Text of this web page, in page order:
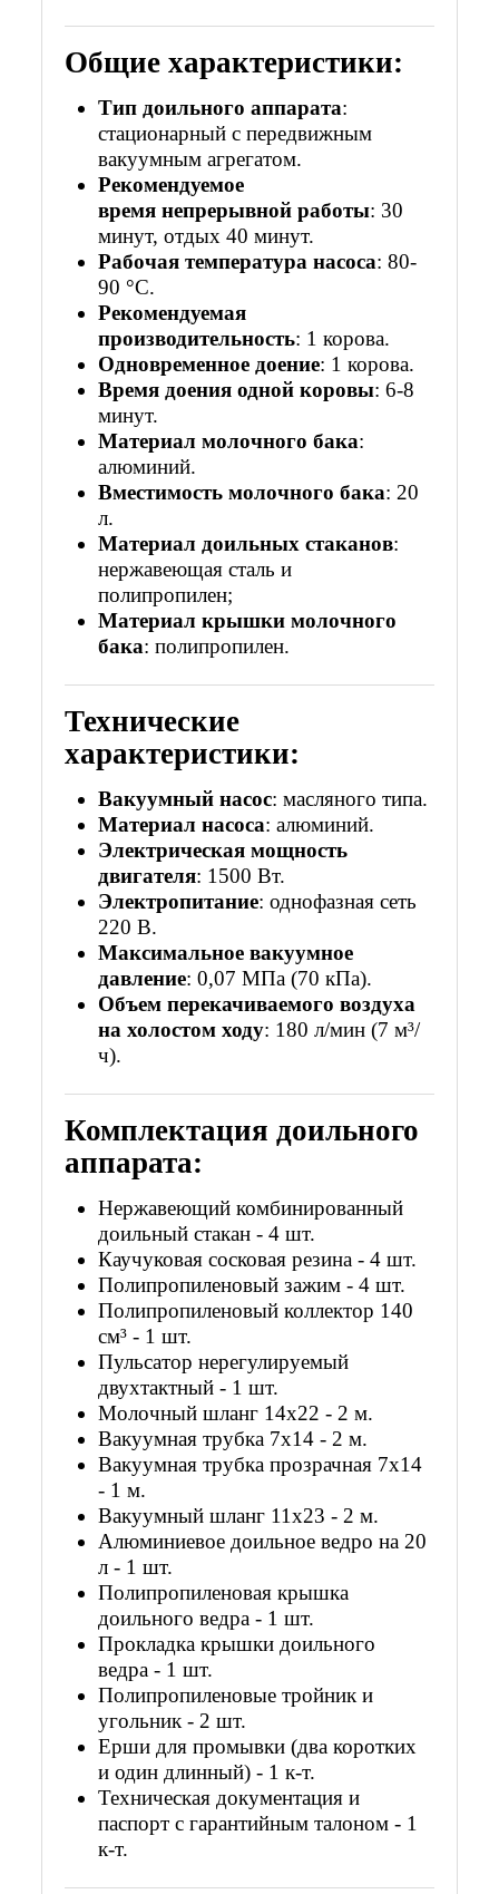
Общие характеристики:
Тип доильного аппарата:
стационарный с передвижным
вакуумным агрегатом.
Рекомендуемое
время непрерывной работы: 30
минут, отдых 40 минут.
Рабочая температура насоса: 80-
90 °С.
Рекомендуемая
производительность: 1 корова.
Одновременное доение: 1 корова.
Время доенияодной коровы: 6-8
минут.
Материал молочного бака:
алюминий.
Вместимость молочного бака: 20
л.
Материал доильных стаканов:
нержавеющая сталь и
полипропилен;
Материал крышки молочного
бака: полипропилен.
Технические
характеристики:
Вакуумный насос: масляного типа.
Материал насоса: алюминий.
Электрическая мощность
двигателя: 1500 Вт.
Электропитание: однофазная сеть
220 В.
Максимальное вакуумное
давление: 0,07 МПа (70 кПа).
Объем перекачиваемого воздуха
на холостом ходу: 180 л/мин (7 м³/
ч).
Комплектация доильного
аппарата:
Нержавеющий комбинированный
доильный стакан - 4 шт.
Каучуковая сосковая резина - 4 шт.
Полипропиленовый зажим - 4 шт.
Полипропиленовый коллектор 140
см³ - 1 шт.
Пульсатор нерегулируемый
двухтактный - 1 шт.
Молочный шланг 14х22 - 2 м.
Вакуумная трубка 7х14 - 2 м.
Вакуумная трубка прозрачная 7х14
- 1 м.
Вакуумный шланг 11х23 - 2 м.
Алюминиевое доильное ведро на 20
л - 1 шт.
Полипропиленовая крышка
доильного ведра - 1 шт.
Прокладка крышки доильного
ведра - 1 шт.
Полипропиленовые тройник и
угольник - 2 шт.
Ерши для промывки (два коротких
и один длинный) - 1 к-т.
Техническая документация и
паспорт с гарантийным талоном - 1
к-т.